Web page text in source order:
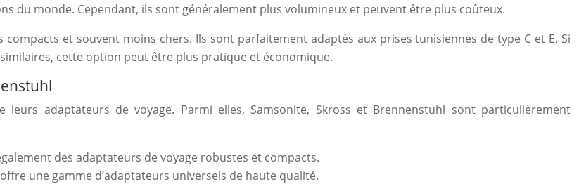
du monde. Cependant, ils sont généralement plus volumineux et peuvent être plus coûteux.
et souvent moins chers. Ils sont parfaitement adaptés aux prises tunisiennes de type C et E. Si
cette option peut être plus pratique et économique.
adaptateurs de voyage. Parmi elles, Samsonite, Skross et Brennenstuhl sont particulièrement
des adaptateurs de voyage robustes et compacts.
une gamme d’adaptateurs universels de haute qualité.